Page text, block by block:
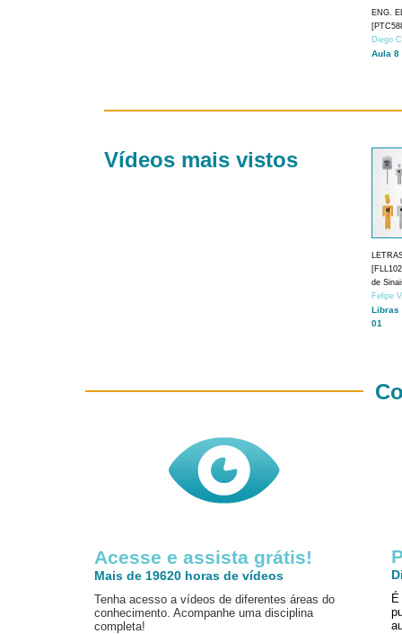
ENG.
Diego
Aula 8
Vídeos mais vistos
de
Felipe
Libras
01
Acesse e assista grátis!
Mais de 19620 horas de vídeos
Tenha acesso a vídeos de diferentes áreas do
conhecimento. Acompanhe uma disciplina
completa!